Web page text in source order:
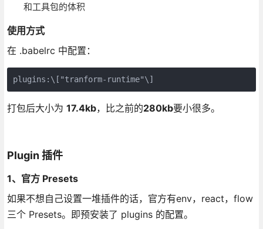
和工具包的体积
使用方式
在 .babelrc 中配置：
plugins:\["tranform-runtime"\]
打包后大小为 17.4kb，比之前的280kb要小很多。
Plugin 插件
1、官方 Presets
如果不想自己设置一堆插件的话，官方有env，react，flow
三个 Presets。即预安装了 plugins 的配置。